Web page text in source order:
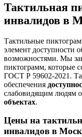
Тактильная
инвалидов в
Тактильные
элемент доступности
возможностями. Мы
пиктограмм, которые
ГОСТ Р 59602-2021.
обеспечения
слабовидящим людям
объектах.
Цены на
инвалидов в